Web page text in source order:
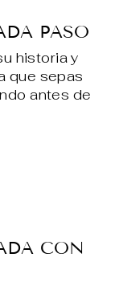
PASO
historia y
que sepas
antes de
CON